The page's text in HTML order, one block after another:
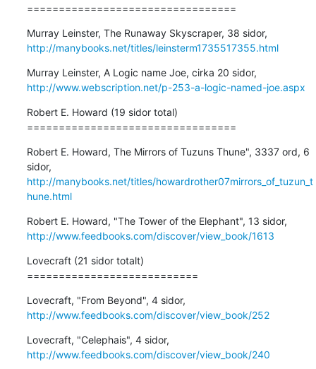
=================================
http://manybooks.net/titles/leinsterm1735517355.html
http://www.webscription.net/p-253-a-logic-named-joe.aspx
Robert E. Howard (19 sidor total)
=================================
Robert E. Howard, The Mirrors of Tuzuns Thune", 3337 ord, 6
http://manybooks.net/titles/howardrother07mirrors_of_tuzun_t
hune.html
http://www.feedbooks.com/discover/view_book/1613
Lovecraft (21 sidor totalt)
===========================
http://www.feedbooks.com/discover/view_book/252
http://www.feedbooks.com/discover/view_book/240